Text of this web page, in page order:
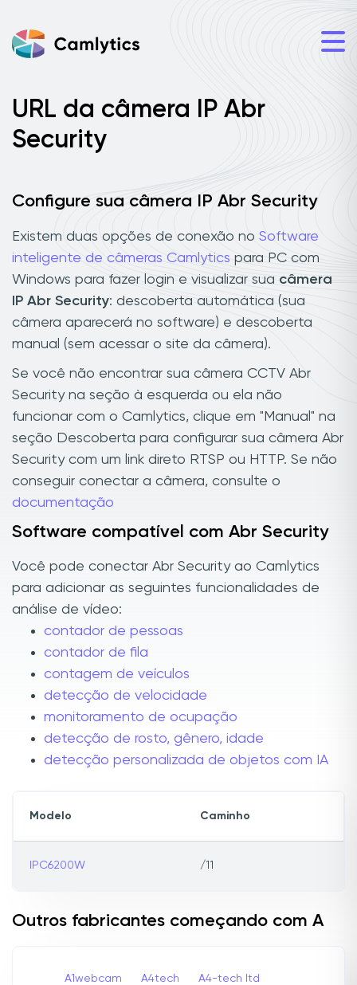
URL da câmera IP Abr
Security
Configure sua câmera IP Abr Security
Existem duas opções de conexão no Software
inteligente de câmeras Camlytics para PC com
Windows para fazer login e visualizar sua câmera
IP Abr Security: descoberta automática (sua
câmera aparecerá no software) e descoberta
manual (sem acessar o site da câmera).
Se você não encontrar sua câmera CCTV Abr
Security na seção à esquerda ou ela não
funcionar com o Camlytics, clique em "Manual" na
seção Descoberta para configurar sua câmera Abr
Security com um link direto RTSP ou HTTP. Se não
conseguir conectar a câmera, consulte o
documentação
Software compatível com Abr Security
Você pode conectar Abr Security ao Camlytics
para adicionar as seguintes funcionalidades de
análise de vídeo:
contador de pessoas
contador de fila
contagem de veículos
detecção de velocidade
monitoramento de ocupação
detecção de rosto, gênero, idade
detecção personalizada de objetos com IA
Modelo Caminho
IPC6200W /11
Outros fabricantes começando com A
A1webcam A4tech A4-tech Itd